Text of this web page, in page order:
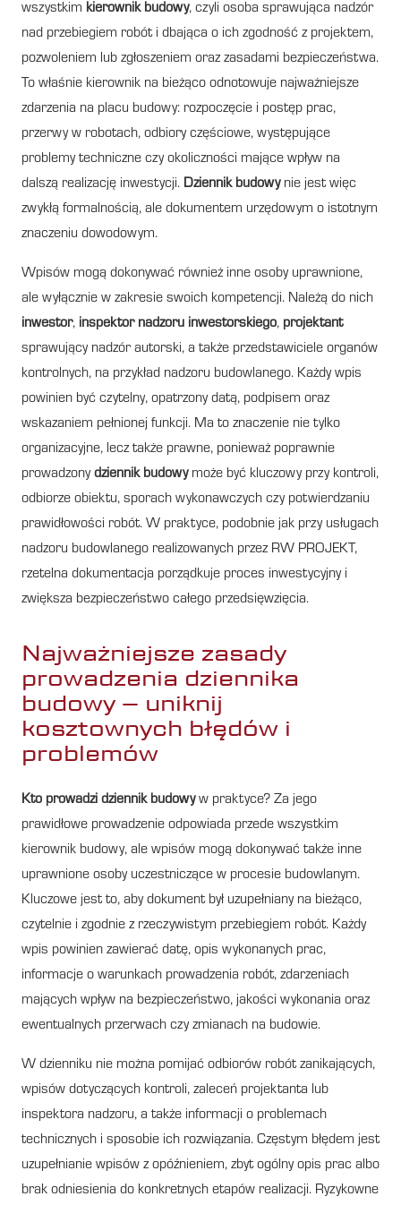
wszystkim kierownik budowy, czyli osoba sprawująca nadzór
nad przebiegiem robót i dbająca o ich zgodność z projektem,
pozwoleniem lub zgłoszeniem oraz zasadami bezpieczeństwa.
To właśnie kierownik na bieżąco odnotowuje najważniejsze
zdarzenia na placu budowy: rozpoczęcie i postęp prac,
przerwy w robotach, odbiory częściowe, występujące
problemy techniczne czy okoliczności mające wpływ na
dalszą realizację inwestycji. Dziennik budowynie jest więc
zwykłą formalnością, ale dokumentem urzędowym o istotnym
znaczeniu dowodowym.
Wpisów mogą dokonywać również inne osoby uprawnione,
ale wyłącznie w zakresie swoich kompetencji. Należą do nich
inwestor, inspektor nadzoru inwestorskiego, projektant
sprawujący nadzór autorski, a także przedstawiciele organów
kontrolnych, na przykład nadzoru budowlanego. Każdy wpis
powinien być czytelny, opatrzony datą, podpisem oraz
wskazaniem pełnionej funkcji. Ma to znaczenie nie tylko
organizacyjne, lecz także prawne, ponieważ poprawnie
prowadzonydziennik budowymoże być kluczowy przy kontroli,
odbiorze obiektu, sporach wykonawczych czy potwierdzaniu
prawidłowości robót. W praktyce, podobnie jak przy usługach
nadzoru budowlanego realizowanych przez RW PROJEKT,
rzetelna dokumentacja porządkuje proces inwestycyjny i
zwiększa bezpieczeństwo całego przedsięwzięcia.
Najważniejsze zasady
prowadzenia dziennika
budowy – uniknij
kosztownych błędów i
problemów
Kto prowadzi dziennik budowyw praktyce? Za jego
prawidłowe prowadzenie odpowiada przede wszystkim
kierownik budowy, ale wpisów mogą dokonywać także inne
uprawnione osoby uczestniczące w procesie budowlanym.
Kluczowe jest to, aby dokument był uzupełniany na bieżąco,
czytelnie i zgodnie z rzeczywistym przebiegiem robót. Każdy
wpis powinien zawierać datę, opis wykonanych prac,
informacje o warunkach prowadzenia robót, zdarzeniach
mających wpływ na bezpieczeństwo, jakości wykonania oraz
ewentualnych przerwach czy zmianach na budowie.
W dzienniku nie można pomijać odbiorów robót zanikających,
wpisów dotyczących kontroli, zaleceń projektanta lub
inspektora nadzoru, a także informacji o problemach
technicznych i sposobie ich rozwiązania. Częstym błędem jest
uzupełnianie wpisów z opóźnieniem, zbyt ogólny opis prac albo
brak odniesienia do konkretnych etapów realizacji. Ryzykowne